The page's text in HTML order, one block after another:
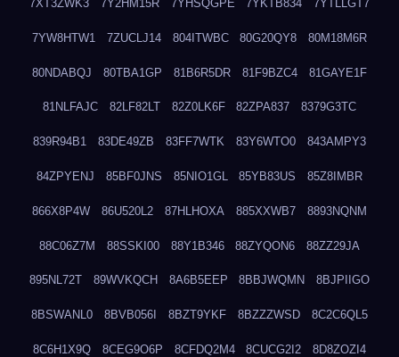
7XT3ZWK3 7Y2HM15R 7YHSQGPE 7YKTB834 7YTLLGT7
7YW8HTW1 7ZUCLJ14 804ITWBC 80G20QY8 80M18M6R
80NDABQJ 80TBA1GP 81B6R5DR 81F9BZC4 81GAYE1F
81NLFAJC 82LF82LT 82Z0LK6F 82ZPA837 8379G3TC
839R94B1 83DE49ZB 83FF7WTK 83Y6WTO0 843AMPY3
84ZPYENJ 85BF0JNS 85NIO1GL 85YB83US 85Z8IMBR
866X8P4W 86U520L2 87HLHOXA 885XXWB7 8893NQNM
88C06Z7M 88SSKI00 88Y1B346 88ZYQON6 88ZZ29JA
895NL72T 89WVKQCH 8A6B5EEP 8BBJWQMN 8BJPIIGO
8BSWANL0 8BVB056I 8BZT9YKF 8BZZZWSD 8C2C6QL5
8C6H1X9Q 8CEG9O6P 8CFDQ2M4 8CUCG2I2 8D8ZOZI4